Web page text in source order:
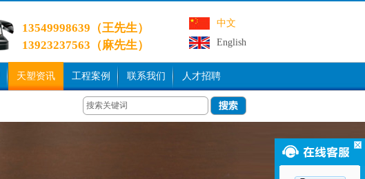
中文
English
13549998639（王先生）
13923237563（麻先生）
天塑资讯 工程案例 联系我们 人才招聘